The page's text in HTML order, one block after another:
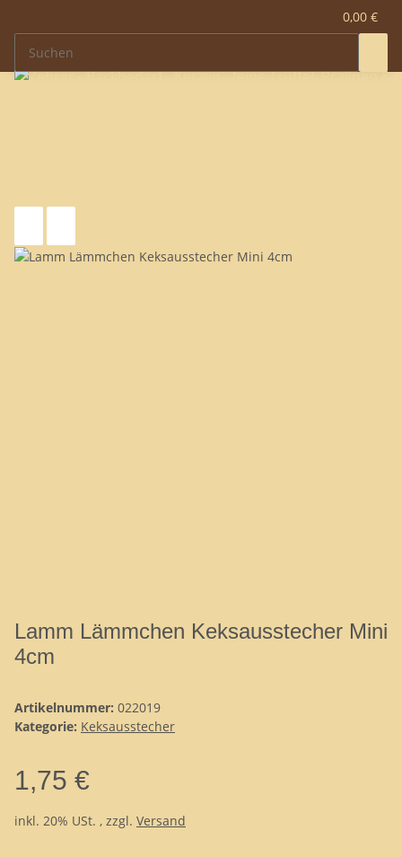
0,00 €
Lamm Lämmchen Keksausstecher Mini
4cm
Artikelnummer: 022019
Kategorie: Keksausstecher
1,75 €
inkl. 20% USt. , zzgl. Versand